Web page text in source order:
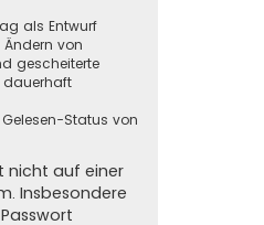
als Entwurf
von
gescheiterte
dauerhaft
Status von
nicht auf einer
Insbesondere